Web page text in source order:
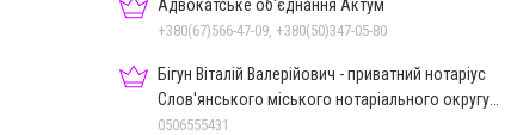
Адвокатське об'єднання Актум
+380(67)566-47-09, +380(50)347-05-80
Бігун Віталій Валерійович - приватний нотаріус
Слов'янського міського нотаріального округу
Дон.обл.
0506555431